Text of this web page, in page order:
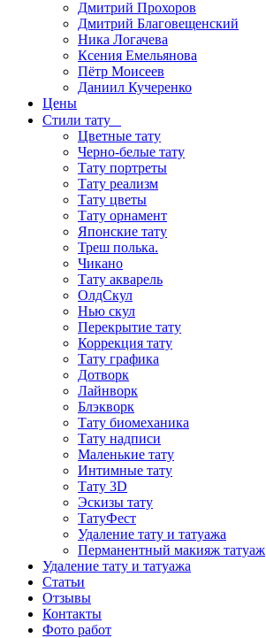
Дмитрий Прохоров
Дмитрий Благовещенский
Ника Логачева
Ксения Емельянова
Пётр Моисеев
Даниил Кучеренко
Цены
Стили тату
Цветные тату
Черно-белые тату
Тату портреты
Тату реализм
Тату цветы
Тату орнамент
Японские тату
Треш полька.
Чикано
Тату акварель
ОлдСкул
Нью скул
Перекрытие тату
Коррекция тату
Тату графика
Дотворк
Лайнворк
Блэкворк
Тату биомеханика
Тату надписи
Маленькие тату
Интимные тату
Тату 3D
Эскизы тату
ТатуФест
Удаление тату и татуажа
Перманентный макияж татуаж
Удаление тату и татуажа
Статьи
Отзывы
Контакты
Фото работ